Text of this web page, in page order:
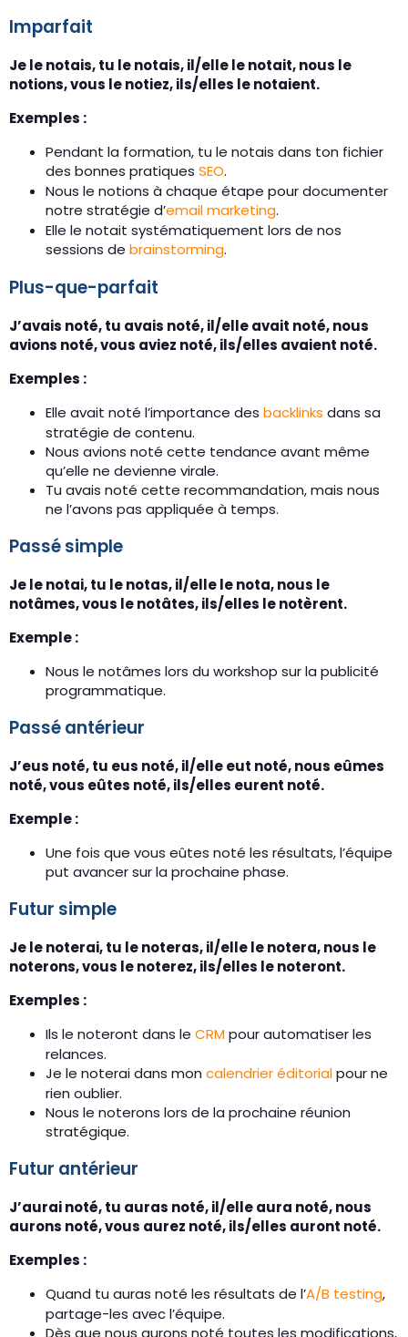
Imparfait
Je le notais, tu le notais, il/elle le notait, nous le
notions, vous le notiez, ils/elles le notaient.
Exemples :
Pendant la formation, tu le notais dans ton fichier
des bonnes pratiques SEO.
Nous le notions à chaque étape pour documenter
notre stratégie d’email marketing.
Elle le notait systématiquement lors de nos
sessions de brainstorming.
Plus-que-parfait
J’avais noté, tu avais noté, il/elle avait noté, nous
avions noté, vous aviez noté, ils/elles avaient noté.
Exemples :
Elle avait noté l’importance des backlinks dans sa
stratégie de contenu.
Nous avions noté cette tendance avant même
qu’elle ne devienne virale.
Tu avais noté cette recommandation, mais nous
ne l’avons pas appliquée à temps.
Passé simple
Je le notai, tu le notas, il/elle le nota, nous le
notâmes, vous le notâtes, ils/elles le notèrent.
Exemple :
Nous le notâmes lors du workshop sur la publicité
programmatique.
Passé antérieur
J’eus noté, tu eus noté, il/elle eut noté, nous eûmes
noté, vous eûtes noté, ils/elles eurent noté.
Exemple :
Une fois que vous eûtes noté les résultats, l’équipe
put avancer sur la prochaine phase.
Futur simple
Je le noterai, tu le noteras, il/elle le notera, nous le
noterons, vous le noterez, ils/elles le noteront.
Exemples :
Ils le noteront dans le CRMpour automatiser les
relances.
Je le noterai dans mon calendrier éditorialpour ne
rien oublier.
Nous le noterons lors de la prochaine réunion
stratégique.
Futur antérieur
J’aurai noté, tu auras noté, il/elle aura noté, nous
aurons noté, vous aurez noté, ils/elles auront noté.
Exemples :
Quand tu auras noté les résultats de l’A/B testing,
partage-les avec l’équipe.
Dès que nous aurons noté toutes les modifications,